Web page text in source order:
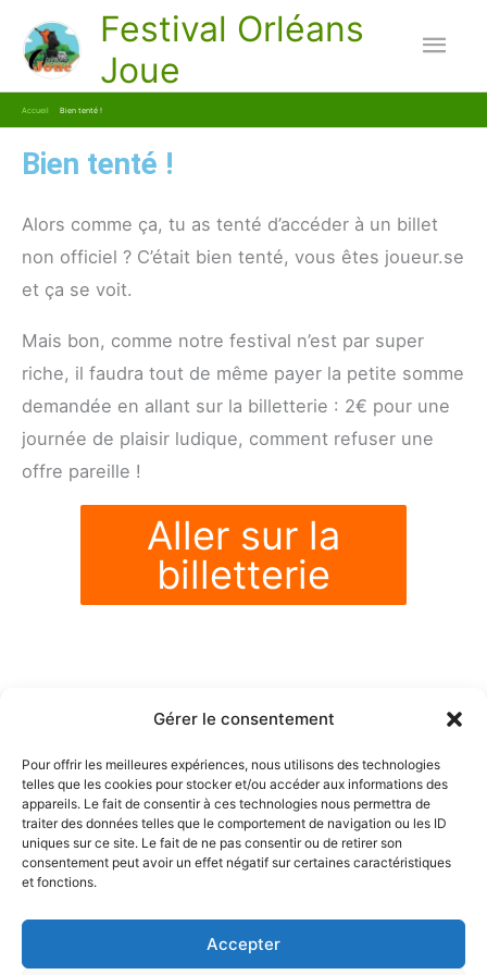
Gérer le consentement
Pour offrir les meilleures expériences, nous utilisons des technologies
telles que les cookies pour stocker et/ou accéder aux informations des
appareils. Le fait de consentir à ces technologies nous permettra de
traiter des données telles que le comportement de navigation ou les ID
uniques sur ce site. Le fait de ne pas consentir ou de retirer son
consentement peut avoir un effet négatif sur certaines caractéristiques
et fonctions.
Accepter
Festival Orléans
Joue
Accueil Bien tenté !
Bien tenté !
Alors comme ça, tu as tenté d’accéder à un billet
non officiel ? C’était bien tenté, vous êtes joueur.se
et ça se voit.
Mais bon, comme notre festival n’est par super
riche, il faudra tout de même payer la petite somme
demandée en allant sur la billetterie : 2€ pour une
journée de plaisir ludique, comment refuser une
offre pareille !
Aller sur la
billetterie